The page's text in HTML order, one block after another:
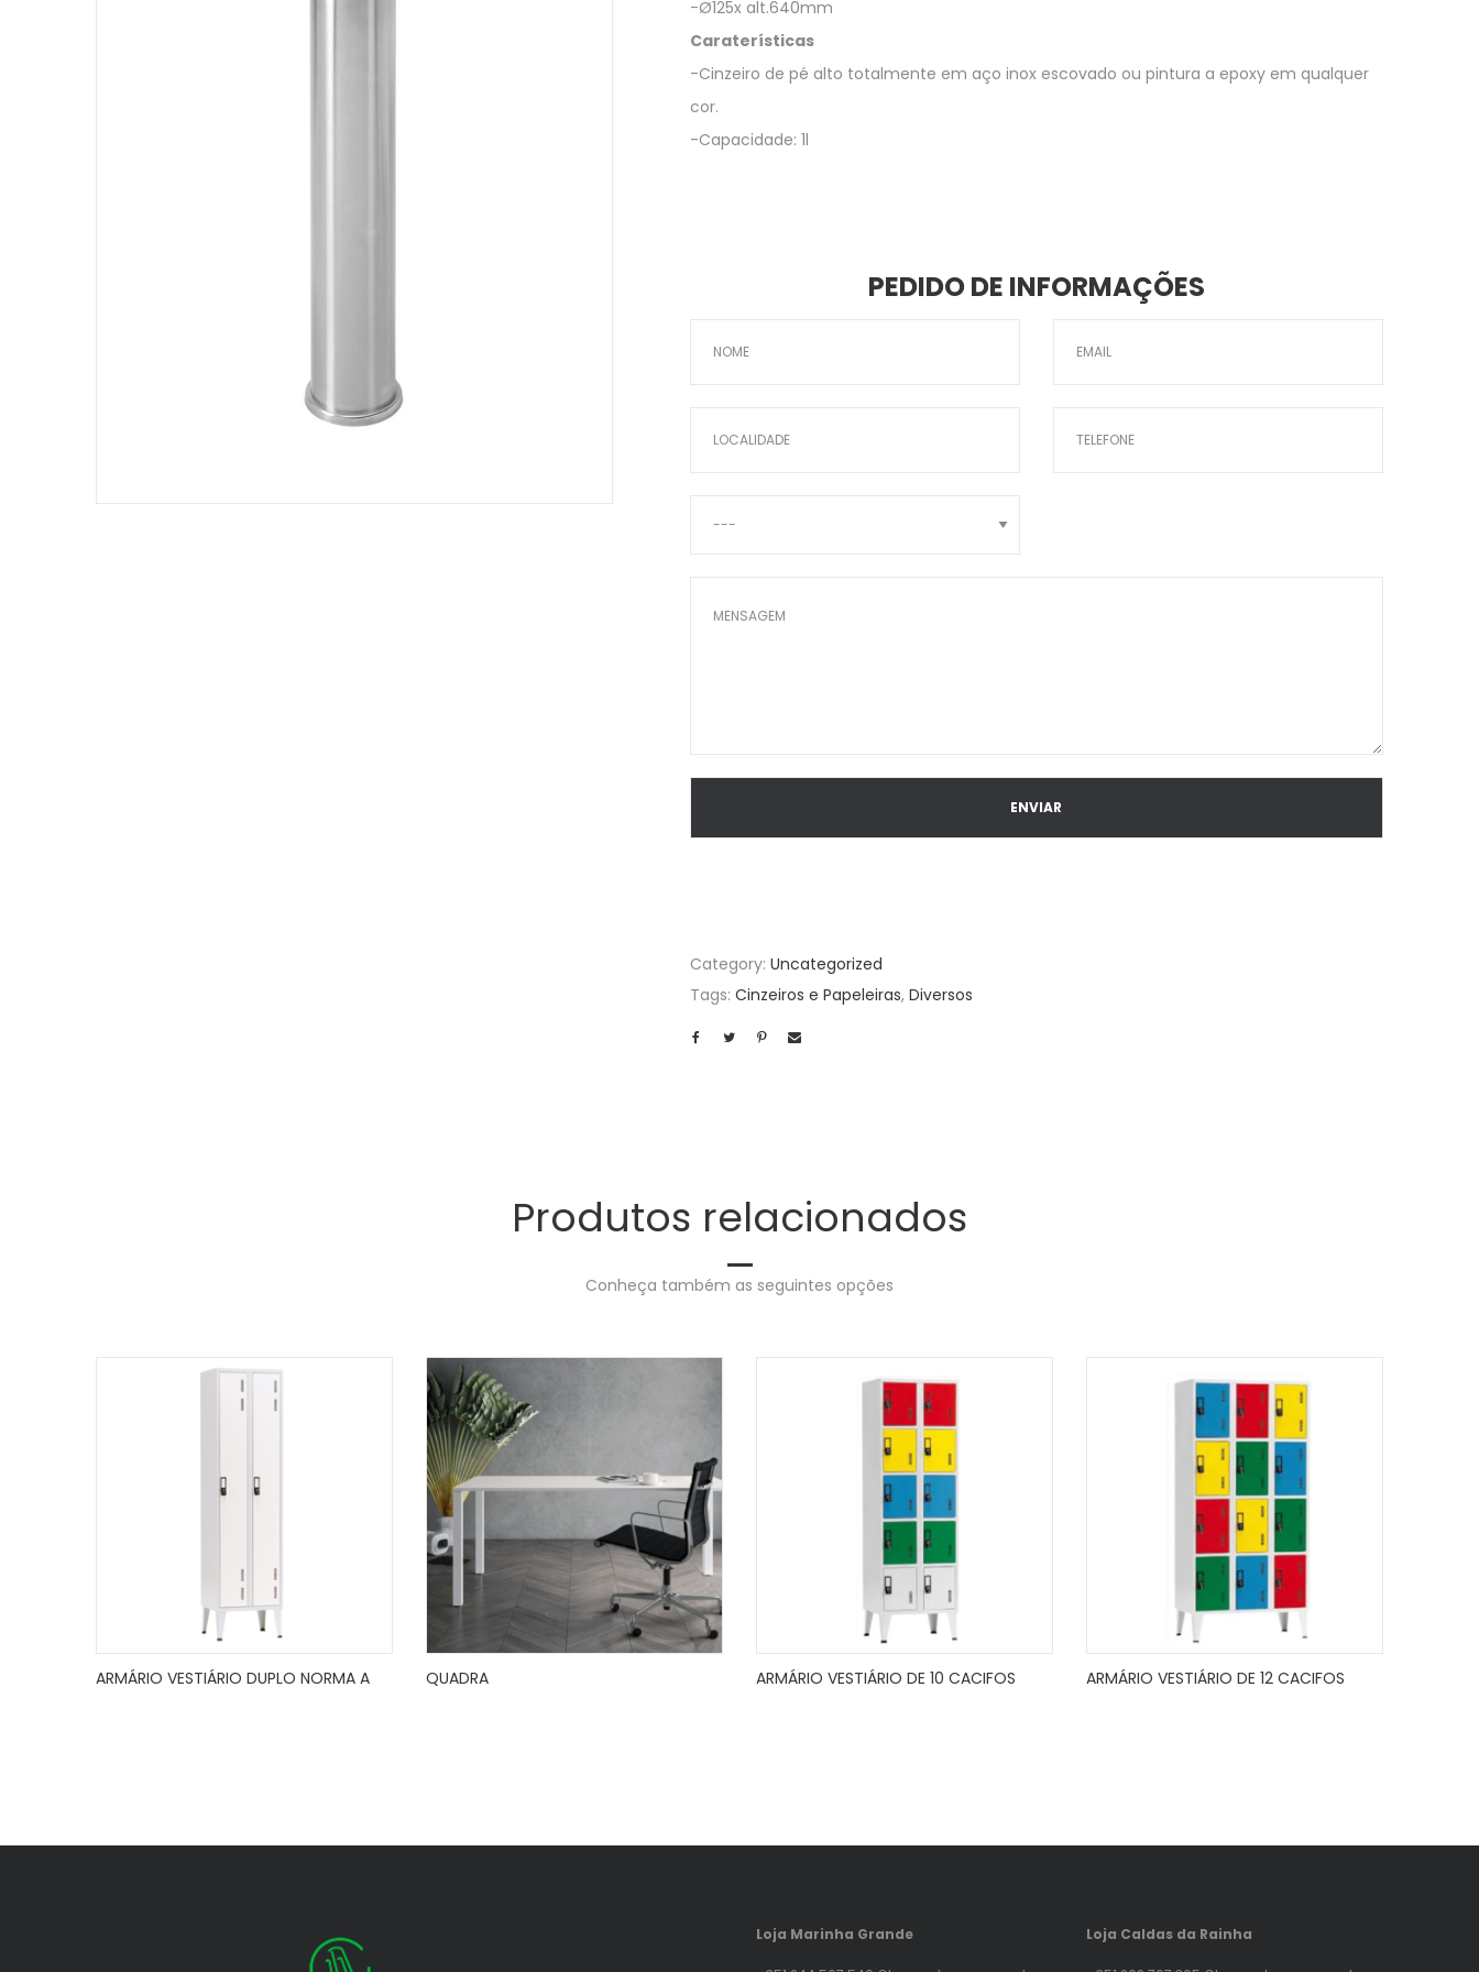
-Ø125x alt.640mm
Caraterísticas
-Cinzeiro de pé alto totalmente em aço inox escovado ou pintura a epoxy em qualquer
cor.
-Capacidade: 1l
PEDIDO DE INFORMAÇÕES
Category: Uncategorized
Tags: Cinzeiros e Papeleiras, Diversos
Produtos relacionados
Conheça também as seguintes opções
ARMÁRIO VESTIÁRIO DUPLO NORMA A QUADRA ARMÁRIO VESTIÁRIO DE 10 CACIFOS ARMÁRIO VESTIÁRIO DE 12 CACIFOS
Loja Marinha Grande Loja Caldas da Rainha